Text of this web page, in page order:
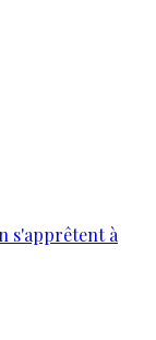
s'apprêtent à